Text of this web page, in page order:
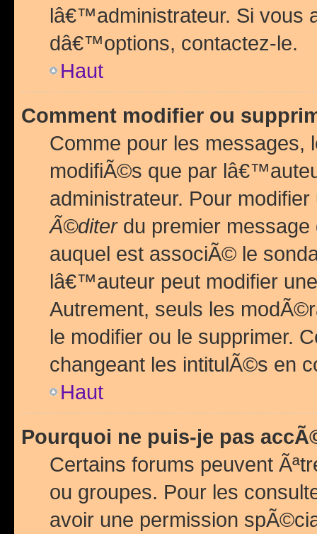
lâ€™administrateur. Si vous
dâ€™options, contactez-le.
Haut
Comment modifier ou
Comme pour les messages,
modifiÃ©s que par
administrateur. Pour
Ã©diterdu premier
auquel est associÃ© le
lâ€™auteur peut modifier
Autrement, seuls les
le modifier ou le supprimer.
changeant les intitulÃ©s en
Haut
Pourquoi ne puis-je pas
Certains forums peuvent
ou groupes. Pour les
avoir une permission